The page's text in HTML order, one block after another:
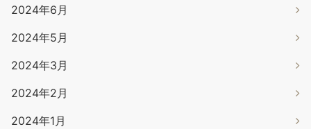
2024年6月
2024年5月
2024年3月
2024年2月
2024年1月